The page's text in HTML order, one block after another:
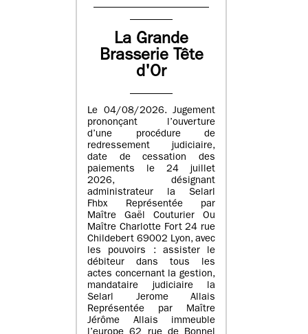
La Grande
Brasserie Tête
d'Or
Le 04/08/2026. Jugement
prononçant l’ouverture
d’une procédure de
redressement judiciaire,
date de cessation des
paiements le 24 juillet
2026, désignant
administrateur la Selarl
Fhbx Représentée par
Maître Gaël Couturier Ou
Maître Charlotte Fort 24 rue
Childebert 69002 Lyon, avec
les pouvoirs : assister le
débiteur dans tous les
actes concernant la gestion,
mandataire judiciaire la
Selarl Jerome Allais
Représentée par Maître
Jérôme Allais immeuble